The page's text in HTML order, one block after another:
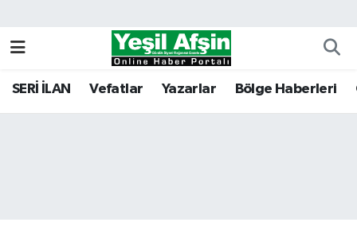
SERİ İLAN Vefatlar Yazarlar Bölge Haberleri
Kahramanmaraş Nöbetçi Eczaneler